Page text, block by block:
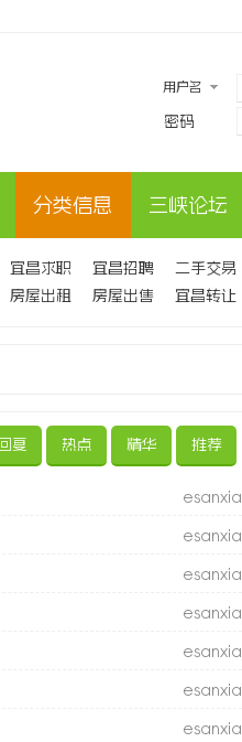
用户名
密码
分类信息 三峡论坛
宜昌求职 宜昌招聘
二手交易
房屋出租
房屋出售 宜昌转让
回复 热点 精华 推荐
esanxia
esanxia
esanxia
esanxia
esanxia
esanxia
esanxia